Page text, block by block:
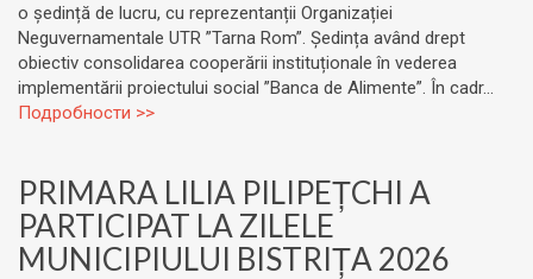
o ședință de lucru, cu reprezentanții Organizației
Neguvernamentale UTR ”Tarna Rom”. Ședința având drept
obiectiv consolidarea cooperării instituționale în vederea
implementării proiectului social ”Banca de Alimente”. În cadr...
Подробности >>
PRIMARA LILIA PILIPEȚCHI A
PARTICIPAT LA ZILELE
MUNICIPIULUI BISTRIȚA 2026